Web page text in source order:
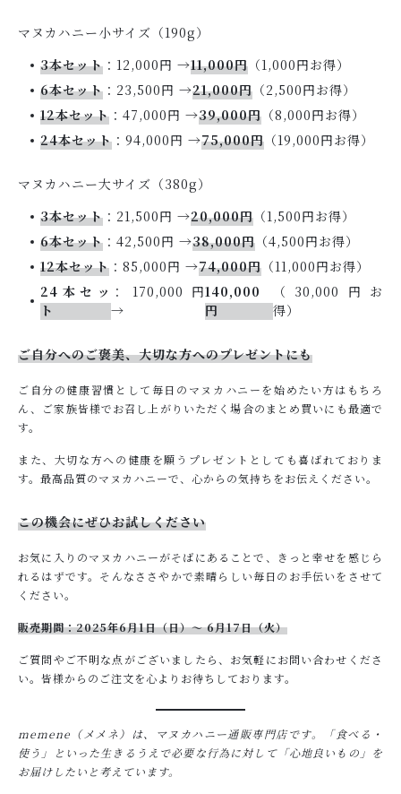
マヌカハニー小サイズ（190g）
3本セット ：12,000円 →11,000円 （1,000円お得）
6本セット ：23,500円 →21,000円 （2,500円お得）
12本セット ：47,000円 →39,000円 （8,000円お得）
24本セット ：94,000円 →75,000円 （19,000円お得）
マヌカハニー大サイズ（380g）
3本セット ：21,500円 →20,000円 （1,500円お得）
6本セット ：42,500円 →38,000円 （4,500円お得）
12本セット ：85,000円 →74,000円 （11,000円お得）
24本セッ
ト
：170,000円
→
140,000
円
（30,000円お
得）
ご自分へのご褒美、大切な方へのプレゼントにも
ご自分の健康習慣として毎日のマヌカハニーを始めたい方はもちろ
ん、ご家族皆様でお召し上がりいただく場合のまとめ買いにも最適で
す。
また、大切な方への健康を願うプレゼントとしても喜ばれておりま
す。最高品質のマヌカハニーで、心からの気持ちをお伝えください。
この機会にぜひお試しください
お気に入りのマヌカハニーがそばにあることで、きっと幸せを感じら
れるはずです。そんなささやかで素晴らしい毎日のお手伝いをさせて
ください。
販売期間：2025年6月1日（日）〜 6月17日（火）
ご質問やご不明な点がございましたら、お気軽にお問い合わせくださ
い。皆様からのご注文を心よりお待ちしております。
memene（メメネ）は、マヌカハニー通販専門店です。「食べる・
使う」といった生きるうえで必要な行為に対して「心地良いもの」を
お届けしたいと考えています。